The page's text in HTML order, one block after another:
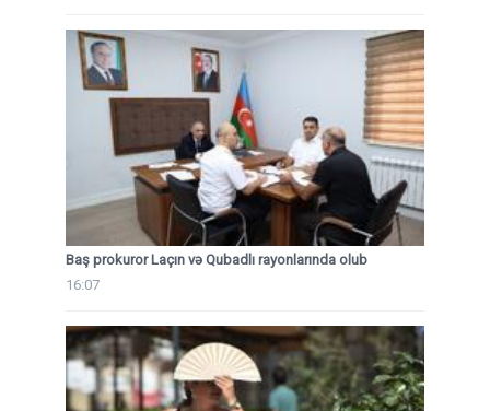
Baş prokuror Laçın və Qubadlı rayonlarında olub
16:07